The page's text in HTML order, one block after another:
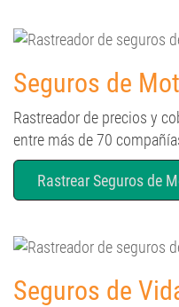
Seguros de
Rastreador de precios y
entre más de 70
Rastrear Seguros de
Seguros de